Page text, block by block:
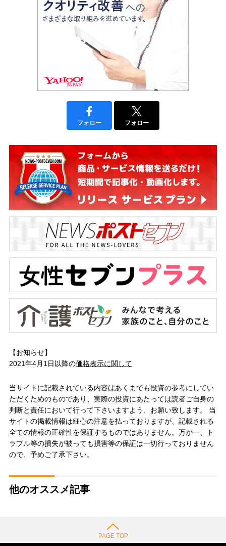
フォロー フォロー
【お知らせ】
2021年4月1日以降の価格表示に関して
当サイトに記載されている内容はあくまでも投資の参考にしてい
ただくためのものであり、実際の投資にあたっては読者ご自身の
判断と責任において行って下さいますよう、お願い致します。 当
サイトの掲載情報は細心の注意を払っておりますが、記載される
全ての情報の正確性を保証するものではありません。万が一、ト
ラブル等の損失が被っても損害等の保証は一切行っておりません
ので、予めご了承下さい。
他のオススメ記事
PAGE TOP